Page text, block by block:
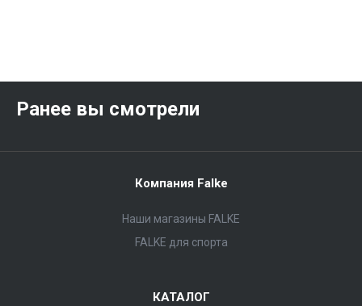
Ранее вы смотрели
Компания Falke
Наши магазины FALKE
FALKE для спорта
КАТАЛОГ